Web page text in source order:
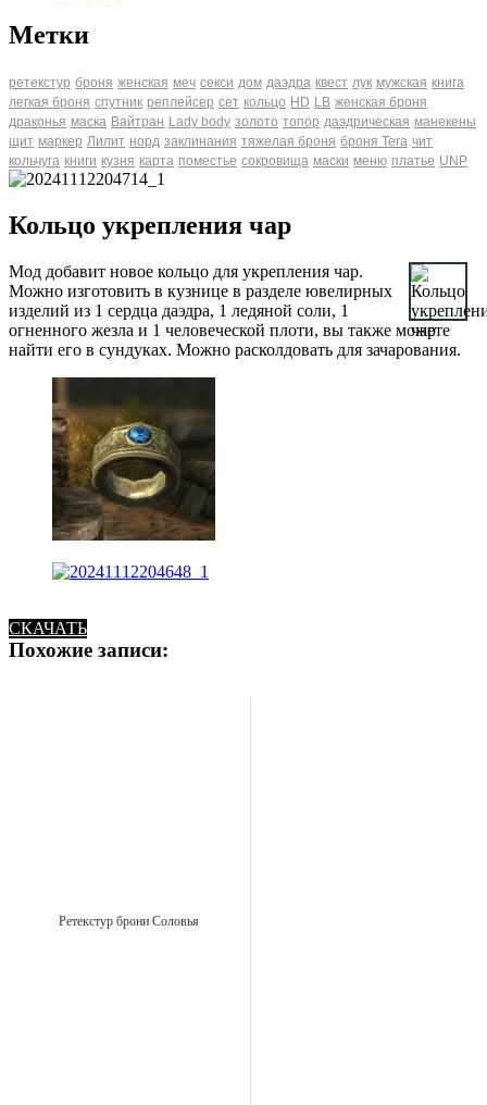
Метки
ретекстур броня женская меч секси дом даэдра квест лук мужская книга
легкая броня спутник реплейсер сет кольцо HD LB женская броня
драконья маска Вайтран Lady body золото топор даэдрическая манекены
щит маркер Лилит норд заклинания тяжелая броня броня Tera чит
кольчуга книги кузня карта поместье сокровища маски меню платье UNP
Кольцо укрепления чар
Мод добавит новое кольцо для укрепления чар.
Можно изготовить в кузнице в разделе ювелирных
изделий из 1 сердца даэдра, 1 ледяной соли, 1
огненного жезла и 1 человеческой плоти, вы также можете
найти его в сундуках. Можно расколдовать для зачарования.
СКАЧАТЬ
Похожие записи:
Ретекстур брони Соловья